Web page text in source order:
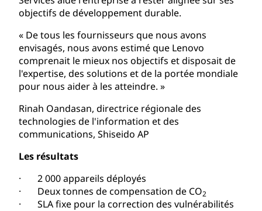
objectifs de développement durable.
« De tous les fournisseurs que nous avons
envisagés, nous avons estimé que Lenovo
comprenait le mieux nos objectifs et disposait de
l'expertise, des solutions et de la portée mondiale
pour nous aider à les atteindre. »
Rinah Oandasan, directrice régionale des
technologies de l'information et des
communications, Shiseido AP
Les résultats
· 2 000 appareils déployés
· Deux tonnes de compensation de CO2
· SLA fixe pour la correction des vulnérabilités